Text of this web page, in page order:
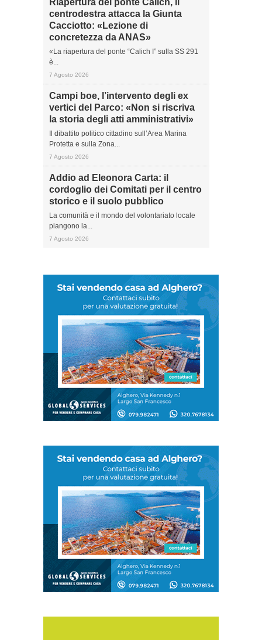
Riapertura del ponte Calich, il
centrodestra attacca la Giunta
Cacciotto: «Lezione di
concretezza da ANAS»
«La riapertura del ponte “Calich I” sulla SS 291
è...
7 Agosto 2026
Campi boe, l’intervento degli ex
vertici del Parco: «Non si riscriva
la storia degli atti amministrativi»
Il dibattito politico cittadino sull’Area Marina
Protetta e sulla Zona...
7 Agosto 2026
Addio ad Eleonora Carta: il
cordoglio dei Comitati per il centro
storico e il suolo pubblico
La comunità e il mondo del volontariato locale
piangono la...
7 Agosto 2026